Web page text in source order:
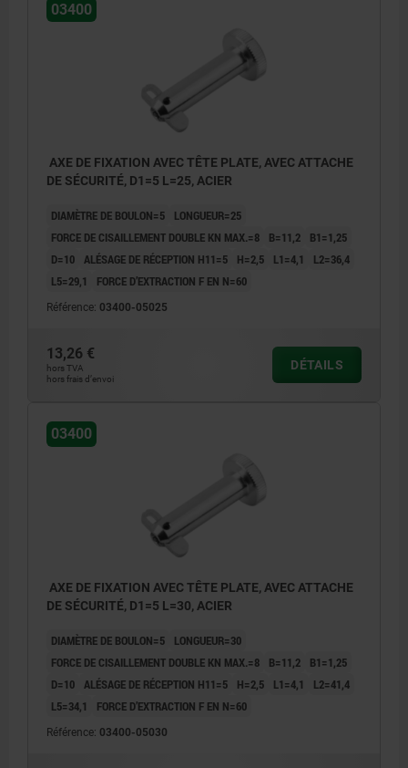
03400
AXE DE FIXATION AVEC TÊTE PLATE, AVEC ATTACHE
DE SÉCURITÉ, D1=5 L=25, ACIER
DIAMÈTRE DE BOULON=5
LONGUEUR=25
FORCE DE CISAILLEMENT DOUBLE KN MAX.=8
B=11,2
B1=1,25
D=10 ALÉSAGE DE RÉCEPTION H11=5 H=2,5 L1=4,1
L2=36,4
L5=29,1
FORCE D’EXTRACTION F EN N=60
Référence: 03400-05025
13,26 €
hors TVA
hors frais d’envoi
DÉTAILS
03400
AXE DE FIXATION AVEC TÊTE PLATE, AVEC ATTACHE
DE SÉCURITÉ, D1=5 L=30, ACIER
DIAMÈTRE DE BOULON=5
LONGUEUR=30
FORCE DE CISAILLEMENT DOUBLE KN MAX.=8
B=11,2
B1=1,25
D=10
ALÉSAGE DE RÉCEPTION H11=5 H=2,5 L1=4,1
L2=41,4
L5=34,1
FORCE D’EXTRACTION F EN N=60
Référence: 03400-05030